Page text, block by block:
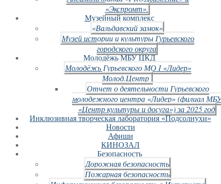
«Экспромт».
Музейный комплекс
«Вальдавский замок»
Музей истории и культуры Гурьевского
городского округа
Молодёжь МБУ ЦКД
Молодёжь Гурьевского МО I «Лидер»
Молод.Центр
Отчет о деятельности Гурьевского
молодежного центра «Лидер» (филиал
«Центр культуры и досуга») за 2025 год
Инклюзивная творческая лаборатория «Подсолнухи»
Новости
Афиши
КИНОЗАЛ
Безопасность
Дорожная безопасность
Пожарная безопасность